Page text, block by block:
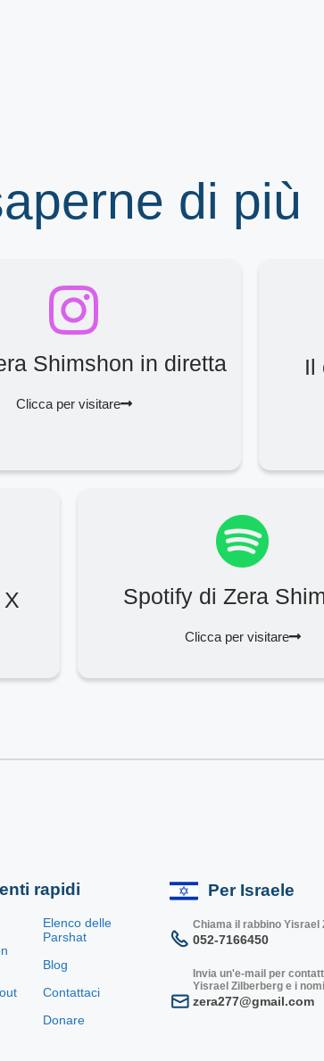
di più
Shimshon in diretta
Clicca per visitare
Il
Spotify di Zera
Clicca per visitare
rapidi
Elenco delle
Parshat
Blog
Contattaci
Donare
Per Israele
Chiama il rabbino Yisrael
052-7166450
Invia un'e-mail per
Yisrael Zilberberg e i
zera277@gmail.com